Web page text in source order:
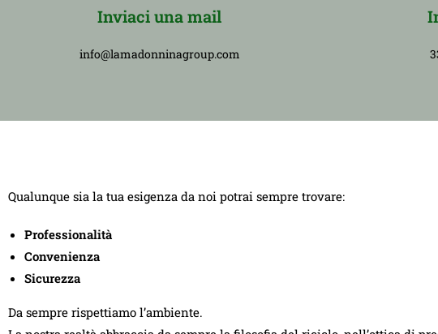
Inviaci una mail
info@lamadonninagroup.com
Qualunque sia la tua esigenza da noi potrai sempre trovare:
Professionalità
Convenienza
Sicurezza
Da sempre rispettiamo l’ambiente.